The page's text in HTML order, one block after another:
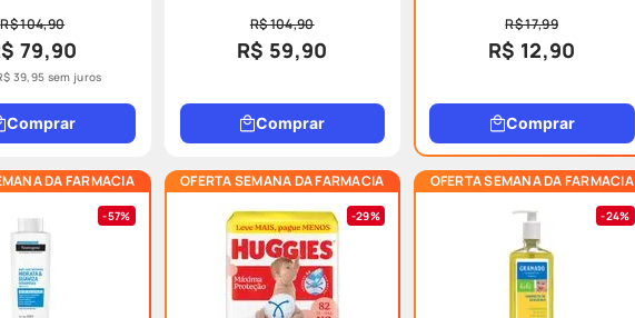
R$ 104,90
79,90
39,95 sem juros
Comprar
R$ 104,90
R$ 59,90
Comprar
R$ 17,99
R$ 12,90
Comprar
DA FARMACIA
57%
OFERTA SEMANA DA FARMACIA
29%
OFERTA SEMANA DA FARMACIA
24%